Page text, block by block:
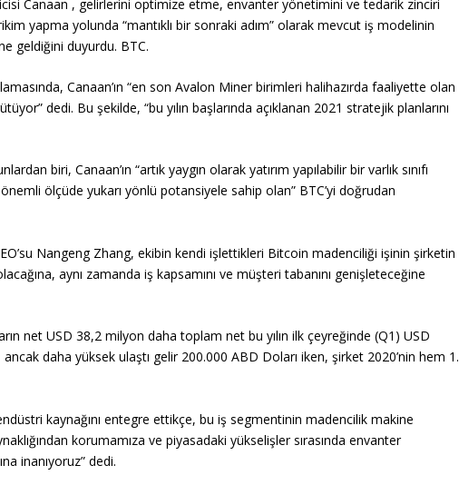
Canaan , gelirlerini optimize etme, envanter yönetimini ve tedarik zinciri
yapma yolunda “mantıklı bir sonraki adım” olarak mevcut iş modelinin
geldiğini duyurdu. BTC.
Canaan’ın “en son Avalon Miner birimleri halihazırda faaliyette olan
dedi. Bu şekilde, “bu yılın başlarında açıklanan 2021 stratejik planlarını
biri, Canaan’ın “artık yaygın olarak yatırım yapılabilir bir varlık sınıfı
ölçüde yukarı yönlü potansiyele sahip olan” BTC’yi doğrudan
Nangeng Zhang, ekibin kendi işlettikleri Bitcoin madenciliği işinin şirketin
aynı zamanda iş kapsamını ve müşteri tabanını genişleteceğine
net USD 38,2 milyon daha toplam net bu yılın ilk çeyreğinde (Q1) USD
daha yüksek ulaştı gelir 200.000 ABD Doları iken, şirket 2020’nin hem 1.
kaynağını entegre ettikçe, bu iş segmentinin madencilik makine
korumamıza ve piyasadaki yükselişler sırasında envanter
inanıyoruz” dedi.